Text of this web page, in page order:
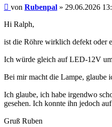
Beitrag
von Rubenpal » 29.06.2026
Hi Ralph,
ist die Röhre wirklich defekt oder
Ich würde gleich auf LED-12V
Bei mir macht die Lampe, glaube
Ich glaube, ich habe irgendwo
gesehen. Ich konnte ihn jedoch
Gruß Ruben